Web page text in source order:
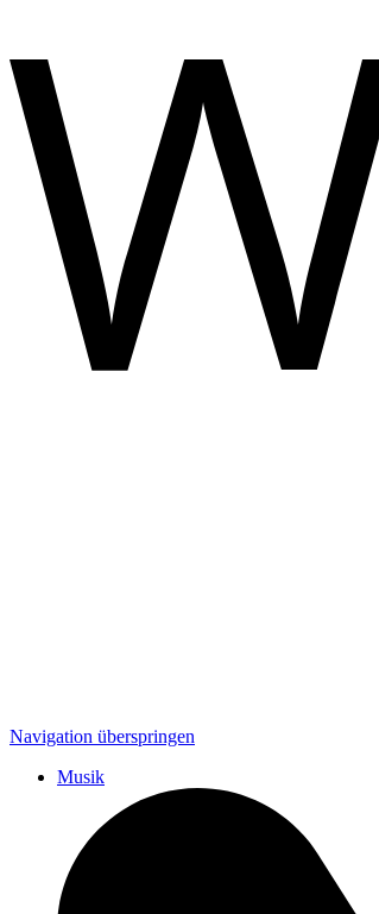
Navigation überspringen
Musik